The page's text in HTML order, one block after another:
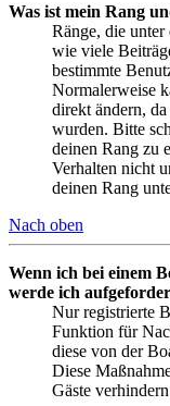
Was ist mein Rang
Ränge, die unter
wie viele
bestimmte
Normalerweise
direkt ändern,
wurden. Bitte
deinen Rang zu
Verhalten nicht
deinen Rang
Nach oben
Wenn ich bei einem
werde ich
Nur registrierte
Funktion für
diese von der
Diese
Gäste